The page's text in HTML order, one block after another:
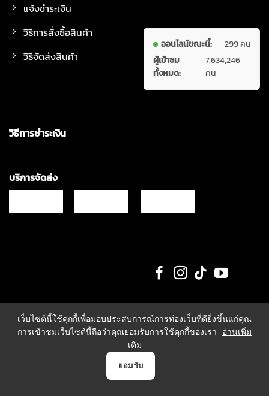
แจ้งชำระเงิน
วิธีการสั่งซื้อสินค้า
วิธีจัดส่งสินค้า
ออนไลน์ขณะนี้:
299 คน
ผู้เข้าชม
ทั้งหมด:
7,634,246
คน
วิธีการชำระเงิน
บริการจัดส่ง
เว็บไซต์นี้ใช้คุกกี้เพื่อมอบประสบการณ์การท่องเว็บที่ดียิ่งขึ้นแก่คุณ
การเข้าชมเว็บไซต์นี้ถือว่าคุณยอมรับการใช้คุกกี้ของเรา
อ่านเพิ่ม
เติม
ยอมรับ